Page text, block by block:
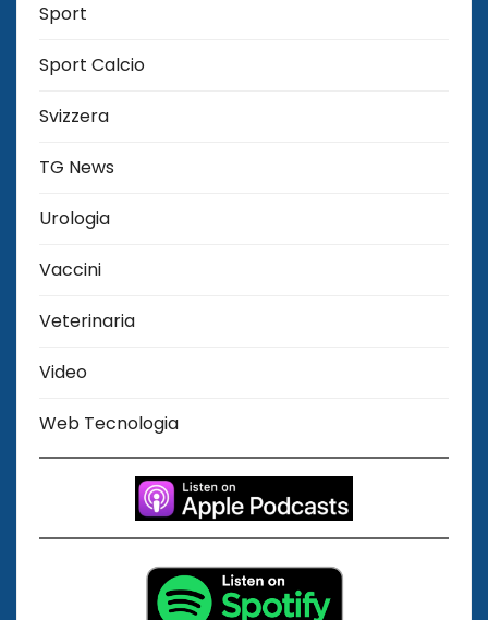
Sport
Sport Calcio
Svizzera
TG News
Urologia
Vaccini
Veterinaria
Video
Web Tecnologia